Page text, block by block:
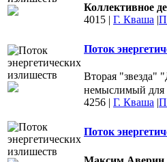
Коллективное
4015 | Г. Кваша |
Поток
Вторая "звезда"
немыслимый для
4256 | Г. Кваша |
Поток